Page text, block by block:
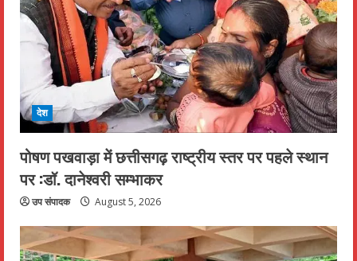
देश
पोषण पखवाड़ा में छत्तीसगढ़ राष्ट्रीय स्तर पर पहले स्थान
पर :डॉ. दानेश्वरी सम्भाकर
उप संपादक August 5, 2026